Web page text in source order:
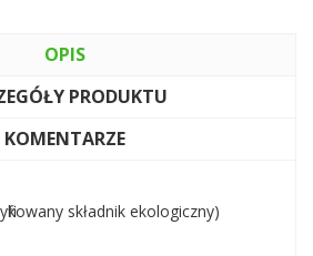
OPIS
PRODUKTU
KOMENTARZE
składnik ekologiczny)